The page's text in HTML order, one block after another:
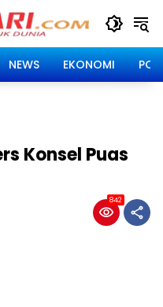
NEWS EKONOMI
Konsel Puas
842